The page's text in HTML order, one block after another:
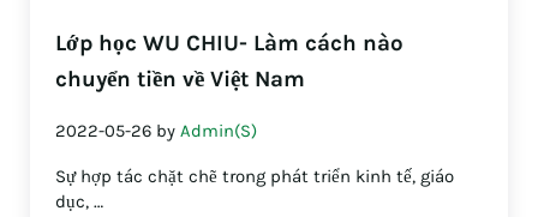
Lớp học WU CHIU- Làm cách nào
chuyển tiền về Việt Nam
2022-05-26 byAdmin(S)
Sự hợp tác chặt chẽ trong phát triển kinh tế, giáo
dục, …